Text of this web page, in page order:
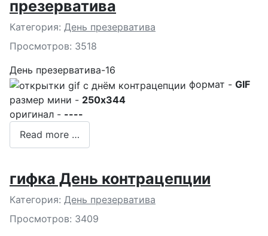
презерватива
Подробности
Категория: День презерватива
Просмотров: 3518
День презерватива-16
формат - GIF
размер мини - 250x344
оригинал - ----
Read more …
гифка День контрацепции
Подробности
Категория: День презерватива
Просмотров: 3409